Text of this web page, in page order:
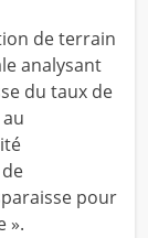
de terrain
analysant
du taux de
pour
».